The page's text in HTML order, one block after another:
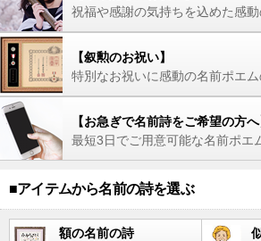
祝福や感謝の気持ちを込めた感
【叙勲のお祝い】
特別なお祝いに感動の名前ポエ
【お急ぎで名前詩をご希望の方へ
最短3日でご用意可能な名前ポエ
■アイテムから名前の詩を選ぶ
額の名前の詩